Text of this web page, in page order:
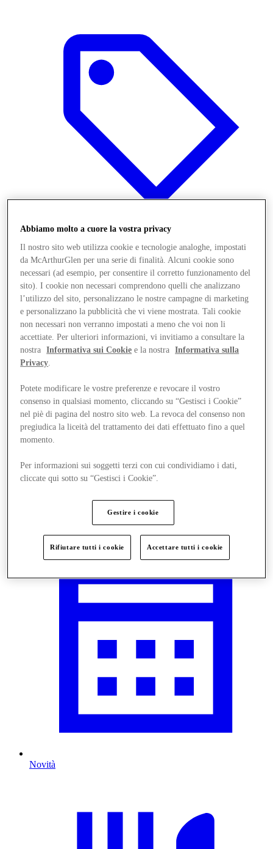
Offerte
Novità
Abbiamo molto a cuore la vostra privacy
Il nostro sito web utilizza cookie e tecnologie analoghe, impostati
da McArthurGlen per una serie di finalità. Alcuni cookie sono
necessari (ad esempio, per consentire il corretto funzionamento del
sito). I cookie non necessari comprendono quelli che analizzano
l’utilizzo del sito, personalizzano le nostre campagne di marketing
e personalizzano la pubblicità che vi viene mostrata. Tali cookie
non necessari non verranno impostati a meno che voi non li
accettiate. Per ulteriori informazioni, vi invitiamo a consultare la
nostra
Informativa sui Cookie e la nostra
Informativa sulla
Privacy.
Potete modificare le vostre preferenze e revocare il vostro
consenso in qualsiasi momento, cliccando su “Gestisci i Cookie”
nel piè di pagina del nostro sito web. La revoca del consenso non
pregiudica la liceità del trattamento dei dati effettuato fino a quel
momento.
Per informazioni sui soggetti terzi con cui condividiamo i dati,
cliccate qui sotto su “Gestisci i Cookie”.
Gestire i cookie
Rifiutare tutti i cookie Accettare tutti i cookie